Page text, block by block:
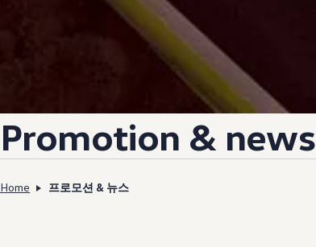
Promotion & news
Home 프로모션 & 뉴스